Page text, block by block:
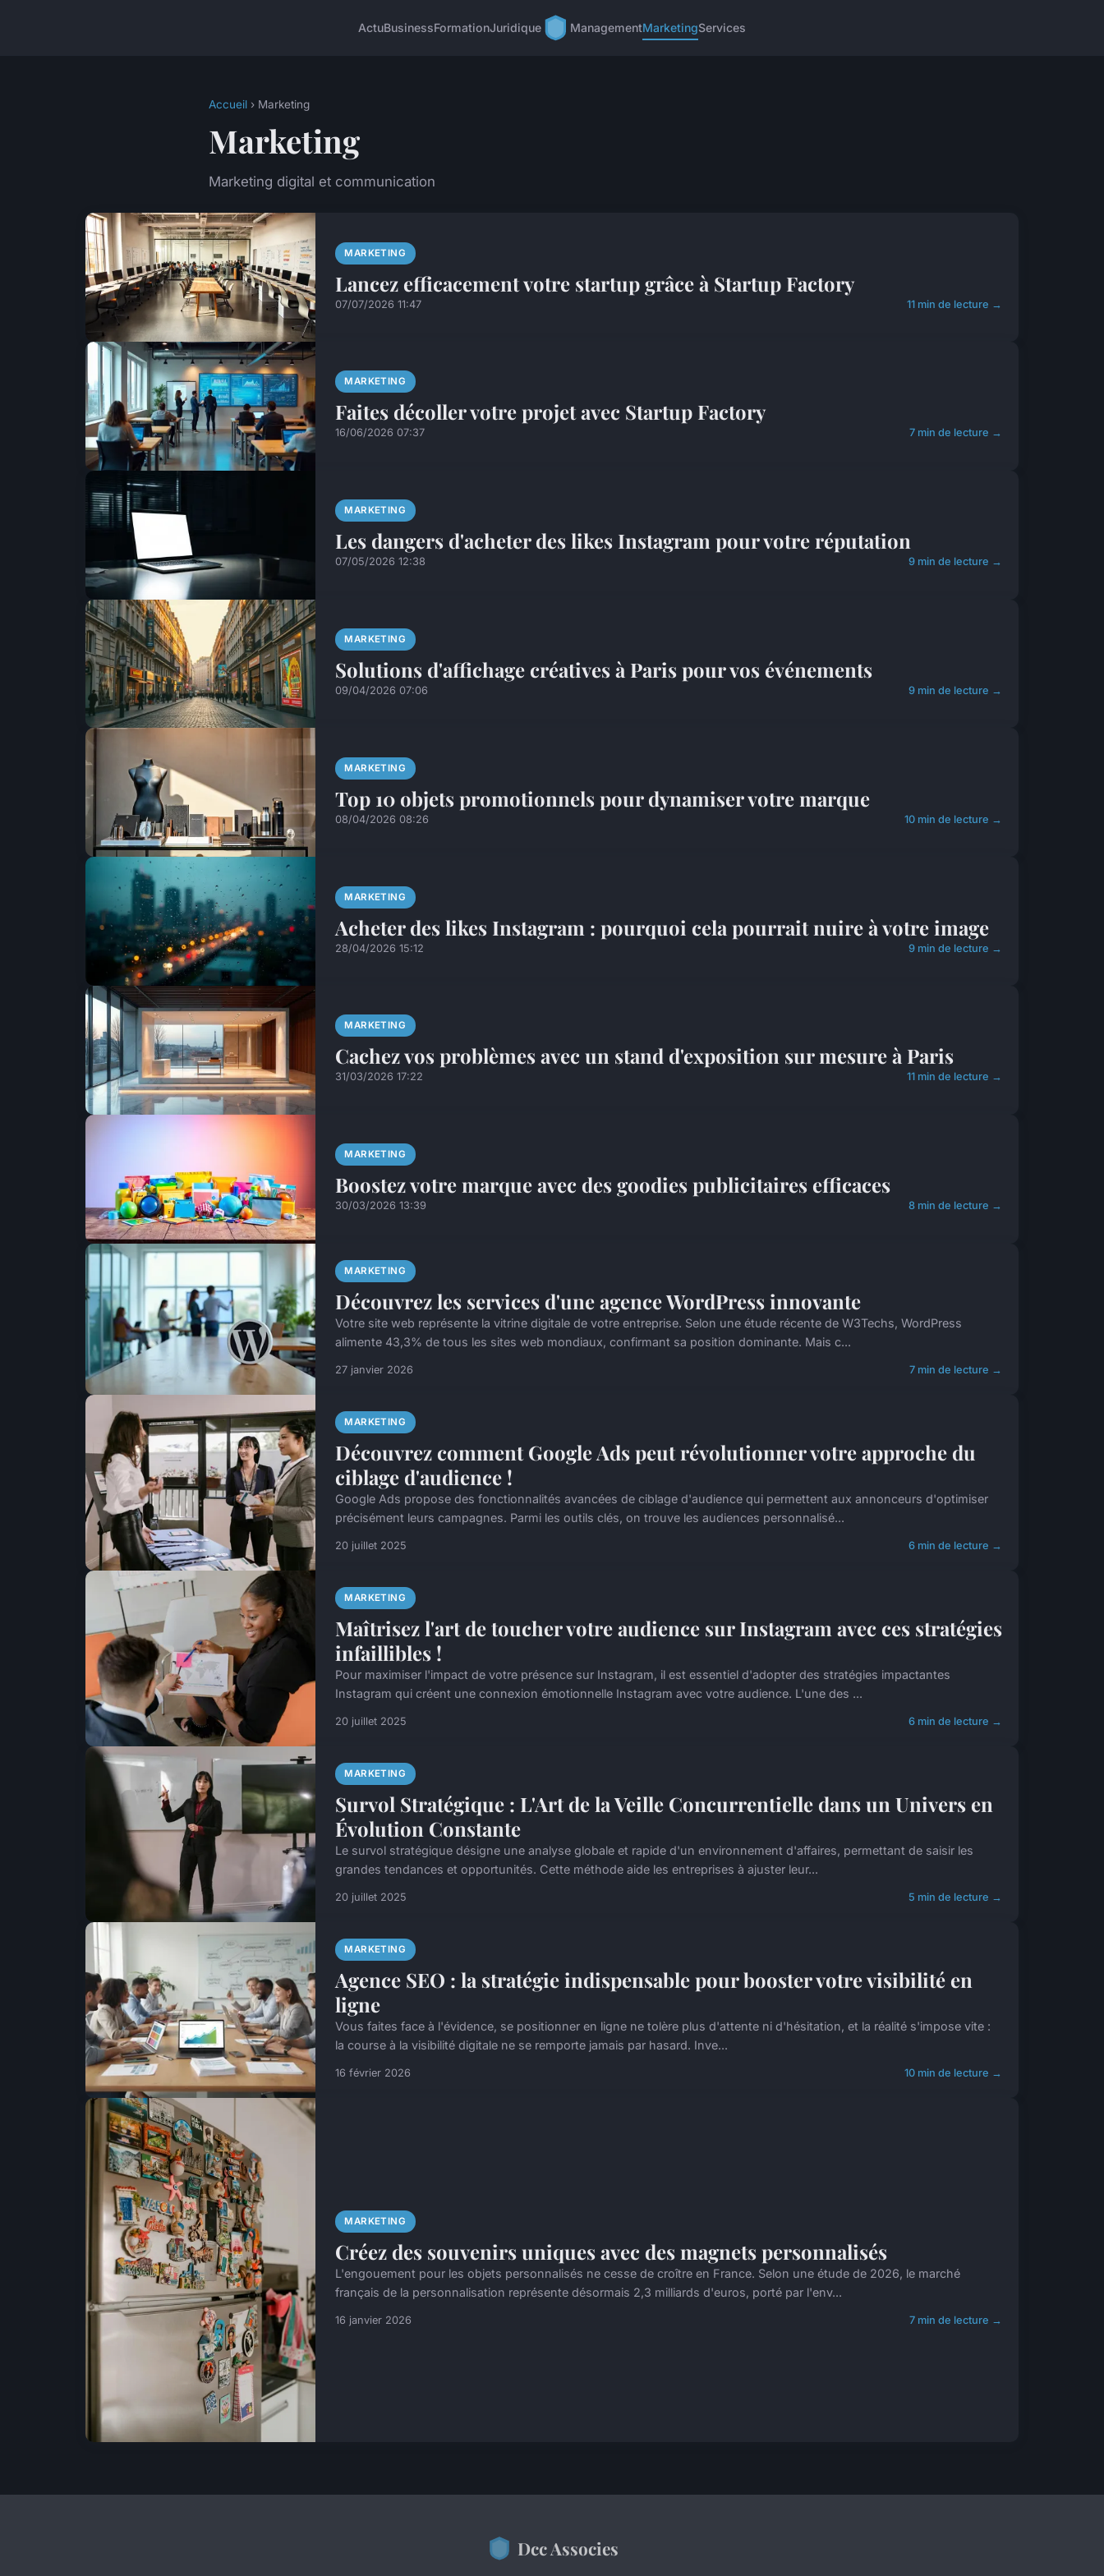
ActuBusinessFormationJuridique ManagementMarketingServices
Accueil › Marketing
Marketing
Marketing digital et communication
MARKETING
Lancez efficacement votre startup grâce à Startup Factory
07/07/2026 11:47 11 min de lecture →
MARKETING
Faites décoller votre projet avec Startup Factory
16/06/2026 07:37 7 min de lecture →
MARKETING
Les dangers d'acheter des likes Instagram pour votre réputation
07/05/2026 12:38 9 min de lecture →
MARKETING
Solutions d'affichage créatives à Paris pour vos événements
09/04/2026 07:06 9 min de lecture →
MARKETING
Top 10 objets promotionnels pour dynamiser votre marque
08/04/2026 08:26 10 min de lecture →
MARKETING
Acheter des likes Instagram : pourquoi cela pourrait nuire à votre image
28/04/2026 15:12 9 min de lecture →
MARKETING
Cachez vos problèmes avec un stand d'exposition sur mesure à Paris
31/03/2026 17:22 11 min de lecture →
MARKETING
Boostez votre marque avec des goodies publicitaires efficaces
30/03/2026 13:39 8 min de lecture →
MARKETING
Découvrez les services d'une agence WordPress innovante
Votre site web représente la vitrine digitale de votre entreprise. Selon une étude récente de W3Techs, WordPress
alimente 43,3% de tous les sites web mondiaux, confirmant sa position dominante. Mais c...
27 janvier 2026 7 min de lecture →
MARKETING
Découvrez comment Google Ads peut révolutionner votre approche du
ciblage d'audience !
Google Ads propose des fonctionnalités avancées de ciblage d'audience qui permettent aux annonceurs d'optimiser
précisément leurs campagnes. Parmi les outils clés, on trouve les audiences personnalisé...
20 juillet 2025 6 min de lecture →
MARKETING
Maîtrisez l'art de toucher votre audience sur Instagram avec ces stratégies
infaillibles !
Pour maximiser l'impact de votre présence sur Instagram, il est essentiel d'adopter des stratégies impactantes
Instagram qui créent une connexion émotionnelle Instagram avec votre audience. L'une des ...
20 juillet 2025 6 min de lecture →
MARKETING
Survol Stratégique : L'Art de la Veille Concurrentielle dans un Univers en
Évolution Constante
Le survol stratégique désigne une analyse globale et rapide d'un environnement d'affaires, permettant de saisir les
grandes tendances et opportunités. Cette méthode aide les entreprises à ajuster leur...
20 juillet 2025 5 min de lecture →
MARKETING
Agence SEO : la stratégie indispensable pour booster votre visibilité en
ligne
Vous faites face à l'évidence, se positionner en ligne ne tolère plus d'attente ni d'hésitation, et la réalité s'impose vite :
la course à la visibilité digitale ne se remporte jamais par hasard. Inve...
16 février 2026 10 min de lecture →
MARKETING
Créez des souvenirs uniques avec des magnets personnalisés
L'engouement pour les objets personnalisés ne cesse de croître en France. Selon une étude de 2026, le marché
français de la personnalisation représente désormais 2,3 milliards d'euros, porté par l'env...
16 janvier 2026 7 min de lecture →
Dcc Associes